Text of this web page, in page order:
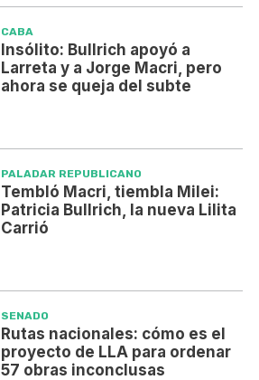
CABA
Insólito: Bullrich apoyó a
Larreta y a Jorge Macri, pero
ahora se queja del subte
PALADAR REPUBLICANO
Tembló Macri, tiembla Milei:
Patricia Bullrich, la nueva Lilita
Carrió
SENADO
Rutas nacionales: cómo es el
proyecto de LLA para ordenar
57 obras inconclusas